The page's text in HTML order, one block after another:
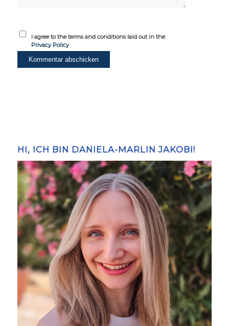
I agree to the terms and conditions laid out in the
Privacy Policy
HI, ICH BIN DANIELA-MARLIN JAKOBI!